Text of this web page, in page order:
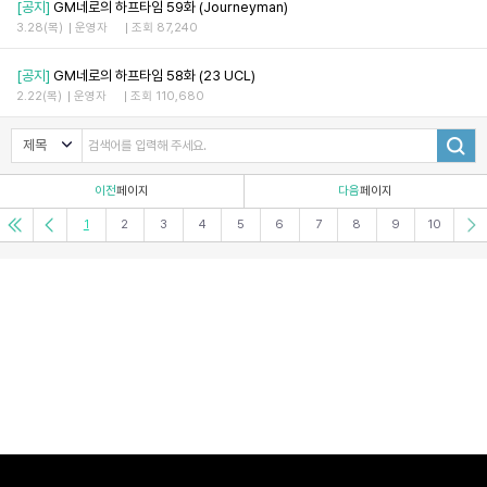
[공지] GM네로의 하프타임 59화 (Journeyman)
3.28(목) 운영자 조회 87,240
[공지] GM네로의 하프타임 58화 (23 UCL)
2.22(목) 운영자 조회 110,680
이전페이지 다음페이지
1 2 3 4 5 6 7 8 9 10